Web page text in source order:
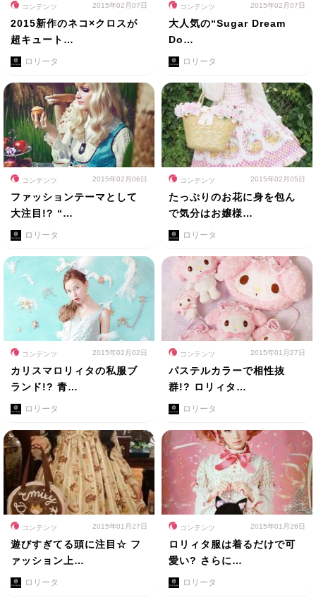
コンテンツ 2015年02月07日
2015新作のネコ×クロスが
超キュート…
ロリータ
コンテンツ 2015年02月07日
大人気の“Sugar Dream
Do…
ロリータ
コンテンツ 2015年02月06日
ファッションテーマとして
大注目!? “…
ロリータ
コンテンツ 2015年02月05日
たっぷりのお花に身を包ん
で気分はお嬢様…
ロリータ
コンテンツ 2015年02月02日
カリスマロリィタの私服ブ
ランド!? 青…
ロリータ
コンテンツ 2015年01月27日
パステルカラーで相性抜
群!? ロリィタ…
ロリータ
コンテンツ 2015年01月27日
遊びすぎてる頭に注目☆ フ
ァッション上…
ロリータ
コンテンツ 2015年01月26日
ロリィタ服は着るだけで可
愛い? さらに…
ロリータ